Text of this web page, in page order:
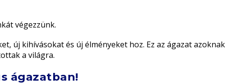
végezzünk.
új kihívásokat és új élményeket hoz. Ez az ágazat azoknak
a világra.
ágazatban!